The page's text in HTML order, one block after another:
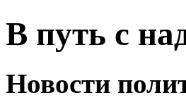
В путь с
Новости